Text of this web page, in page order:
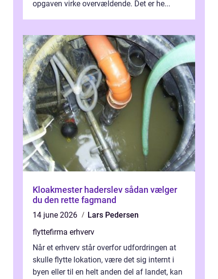
opgaven virke overvældende. Det er he...
Kloakmester haderslev sådan vælger
du den rette fagmand
14 june 2026
Lars Pedersen
flyttefirma erhverv
Når et erhverv står overfor udfordringen at
skulle flytte lokation, være det sig internt i
byen eller til en helt anden del af landet, kan